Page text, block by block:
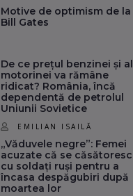
Motive de optimism de la
Bill Gates
De ce prețul benzinei și al
motorinei va rămâne
ridicat? România, încă
dependentă de petrolul
Uniunii Sovietice
EMILIAN ISAILĂ
„Văduvele negre”: Femei
acuzate că se căsătoresc
cu soldați ruși pentru a
încasa despăgubiri după
moartea lor